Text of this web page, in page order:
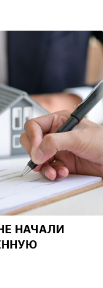
НАЧАЛИ